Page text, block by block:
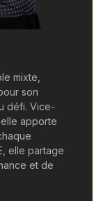
mixte,
son
défi. Vice-
apporte
elle partage
et de